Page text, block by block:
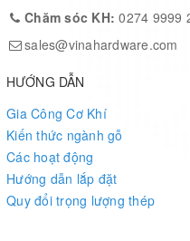
Thiết kế hiện đại, đồng bộ với
cao cấp.
Bàn làm việc giám đốc,
Bàn họp nhỏ hoặc bàn làm việc
Không gian nội thất văn phòng
Chăm sóc KH:0274 9999
sales@vinahardware.com
HƯỚNG DẪN
Gia Công Cơ Khí
Kiến thức ngành gỗ
Các hoạt động
Hướng dẫn lắp đặt
Quy đổi trọng lượng thép